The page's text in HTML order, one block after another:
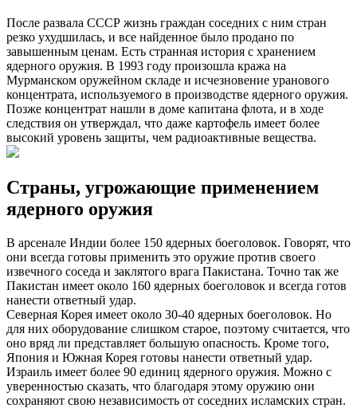
После развала СССР жизнь граждан соседних с ним стран
резко ухудшилась, и все найденное было продано по
завышенным ценам. Есть странная история с хранением
ядерного оружия. В 1993 году произошла кража на
Мурманском оружейном складе и исчезновение уранового
концентрата, используемого в производстве ядерного оружия.
Позже концентрат нашли в доме капитана флота, и в ходе
следствия он утверждал, что даже картофель имеет более
высокий уровень защиты, чем радиоактивные вещества.
Страны, угрожающие применением
ядерного оружия
В арсенале Индии более 150 ядерных боеголовок. Говорят, что
они всегда готовы применить это оружие против своего
извечного соседа и заклятого врага Пакистана. Точно так же
Пакистан имеет около 160 ядерных боеголовок и всегда готов
нанести ответный удар.
Северная Корея имеет около 30-40 ядерных боеголовок. Но
для них оборудование слишком старое, поэтому считается, что
оно вряд ли представляет большую опасность. Кроме того,
Япония и Южная Корея готовы нанести ответный удар.
Израиль имеет более 90 единиц ядерного оружия. Можно с
уверенностью сказать, что благодаря этому оружию они
сохраняют свою независимость от соседних исламских стран.